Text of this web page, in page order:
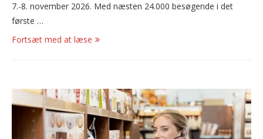
7.-8. november 2026. Med næsten 24.000 besøgende i det
første …
Fortsæt med at læse